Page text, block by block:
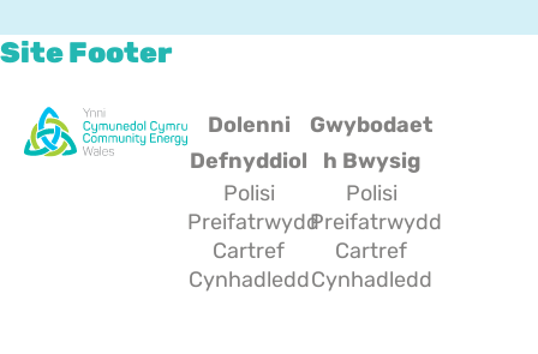
Site Footer
Dolenni
Defnyddiol
Polisi
Preifatrwydd
Cartref
Cynhadledd
Gwybodaet
h Bwysig
Polisi
Preifatrwydd
Cartref
Cynhadledd